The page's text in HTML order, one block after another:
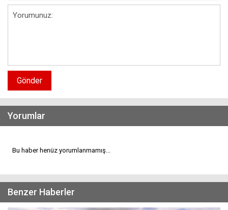
Gönder
Yorumlar
Bu haber henüz yorumlanmamış...
Benzer Haberler